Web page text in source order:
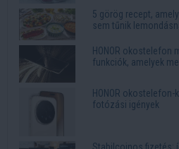
5 görög recept,
sem tűnik
HONOR okostelefon
funkciók, amelyek
HONOR
fotózási igények
Stabilcoinos fizetés: